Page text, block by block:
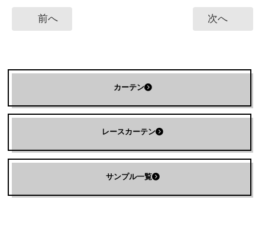
前へ 次へ
カーテン
レースカーテン
サンプル一覧